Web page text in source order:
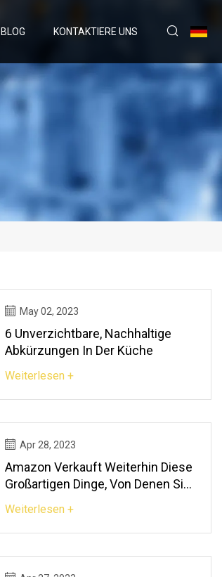
BLOG KONTAKTIERE UNS
May 02, 2023
6 Unverzichtbare, Nachhaltige
Abkürzungen In Der Küche
Weiterlesen +
Apr 28, 2023
Amazon Verkauft Weiterhin Diese
Großartigen Dinge, Von Denen Sie
Haben
Weiterlesen +